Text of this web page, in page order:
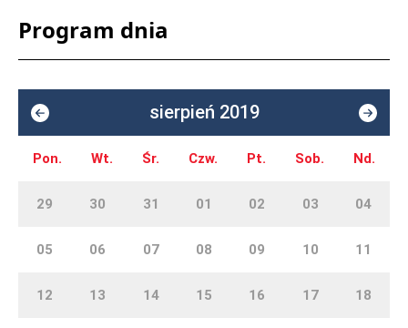
Program dnia
sierpień 2019
Pon. Wt. Śr. Czw. Pt. Sob. Nd.
29 30 31 01 02 03 04
05 06 07 08 09 10 11
12 13 14 15 16 17 18